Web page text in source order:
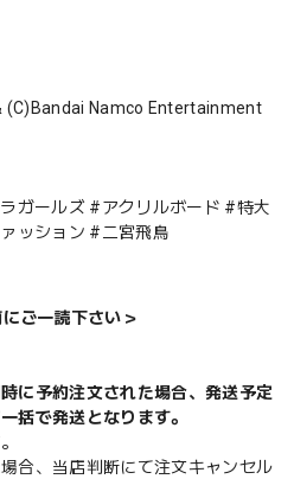
(C)Bandai Namco Entertainment
ガールズ #アクリルボード #特大
ッション #二宮飛鳥
ご一読下さい＞
に予約注文された場合、発送予定
括で発送となります。
合、当店判断にて注文キャンセル